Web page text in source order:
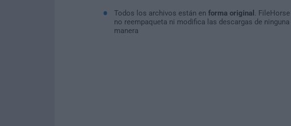
Todos los archivos están en forma original
. FileHorse
no reempaqueta ni modifica las descargas de ninguna
manera